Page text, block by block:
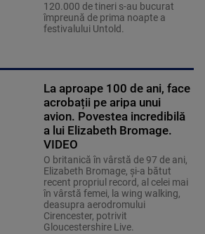
120.000 de tineri s-au bucurat
împreună de prima noapte a
festivalului Untold.
La aproape 100 de ani, face
acrobații pe aripa unui
avion. Povestea incredibilă
a lui Elizabeth Bromage.
VIDEO
O britanică în vârstă de 97 de ani,
Elizabeth Bromage, şi-a bătut
recent propriul record, al celei mai
în vârstă femei, la wing walking,
deasupra aerodromului
Cirencester, potrivit
Gloucestershire Live.